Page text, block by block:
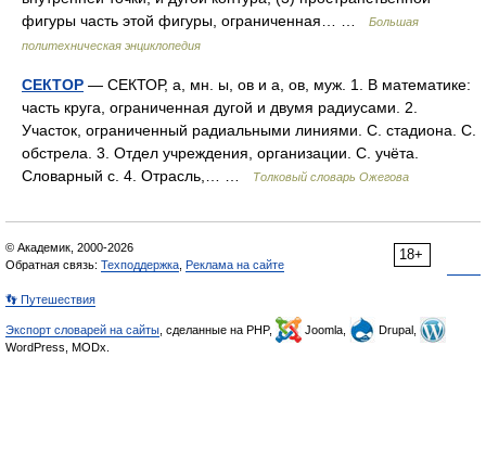
фигуры часть этой фигуры, ограниченная… …
Большая
политехническая энциклопедия
СЕКТОР — СЕКТОР, а, мн. ы, ов и а, ов, муж. 1. В математике:
часть круга, ограниченная дугой и двумя радиусами. 2.
Участок, ограниченный радиальными линиями. С. стадиона. С.
обстрела. 3. Отдел учреждения, организации. С. учёта.
Словарный с. 4. Отрасль,… …
Толковый словарь Ожегова
18+
© Академик, 2000-2026
Обратная связь: Техподдержка Реклама на сайте
👣 Путешествия
Экспорт словарей на сайты , сделанные на PHP, Joomla,
Drupal,
WordPress, MODx.